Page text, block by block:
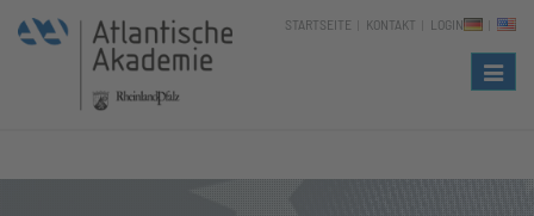
STARTSEITE KONTAKT LOGIN